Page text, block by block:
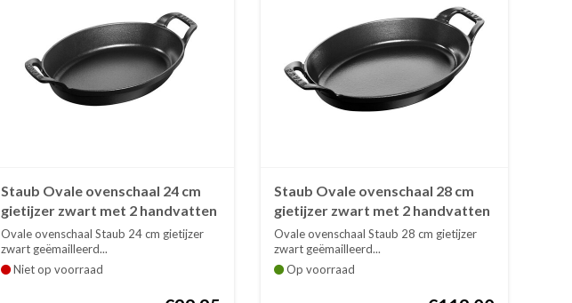
Staub Ovale ovenschaal 24 cm
gietijzer zwart met 2 handvatten
Ovale ovenschaal Staub 24 cm gietijzer
zwart geëmailleerd...
Niet op voorraad
Staub Ovale ovenschaal 28 cm
gietijzer zwart met 2 handvatten
Ovale ovenschaal Staub 28 cm gietijzer
zwart geëmailleerd...
Op voorraad